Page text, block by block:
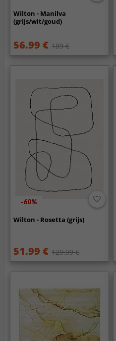
Wilton - Manilva
(grijs/wit/goud)
56.99 € 189 €
-60%
Wilton - Rosetta (grijs)
51.99 € 129.99 €